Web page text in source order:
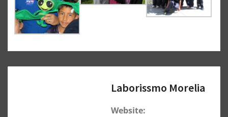
Laborissmo Morelia
Website: